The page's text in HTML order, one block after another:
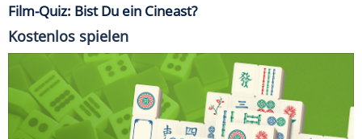
Film-Quiz: Bist Du ein Cineast?
Kostenlos spielen